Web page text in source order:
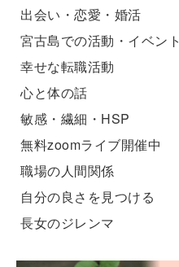
出会い・恋愛・婚活
宮古島での活動・イベント
幸せな転職活動
心と体の話
敏感・繊細・HSP
無料zoomライブ開催中
職場の人間関係
自分の良さを見つける
長女のジレンマ